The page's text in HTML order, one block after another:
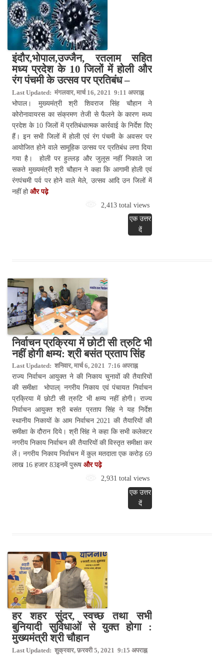
इंदौर,भोपाल,उज्जैन, रतलाम सहित
मध्य प्रदेश के 10 जिलों में होली और
रंग पंचमी के उत्सव पर प्रतिबंध –
Last Updated: मंगलवार, मार्च 16, 2021 9:11 अपराह्न
भोपाल। मुख्यमंत्री श्री शिवराज सिंह चौहान ने
कोरोनावायरस का संक्रमण तेजी से फैलने के कारण मध्य
प्रदेश के 10 जिलों में प्रतिबंधात्मक कार्रवाई के निर्देश दिए
हैं। इन सभी जिलों में होली एवं रंग पंचमी के अवसर पर
आयोजित होने वाले सामूहिक उत्सव पर प्रतिबंध लगा दिया
गया है। होली पर हुल्लड़ और जुलूस नहीं निकाले जा
सकते मुख्यमंत्री श्री चौहान ने कहा कि आगामी होली एवं
रंगपंचमी पर्व पर होने वाले मेले, उत्सव आदि उन जिलों में
नहीं हो और पढ़े
2,413 total views
एक उत्तर
दें
निर्वाचन प्रक्रिया में छोटी सी त्रुटि भी
नहीं होगी क्षम्य: श्री बसंत प्रताप सिंह
Last Updated: शनिवार, मार्च 6, 2021 7:16 अपराह्न
राज्य निर्वाचन आयुक्त ने की निकाय चुनावों की तैयारियों
की समीक्षा भोपाल| नगरीय निकाय एवं पंचायत निर्वाचन
प्रक्रिया में छोटी सी त्रुटि भी क्षम्य नहीं होगी। राज्य
निर्वाचन आयुक्त श्री बसंत प्रताप सिंह ने यह निर्देश
स्थानीय निकायों के आम निर्वाचन 2021 की तैयारियों की
समीक्षा के दौरान दिये। श्री सिंह ने कहा कि सभी कलेक्टर
नगरीय निकाय निर्वाचन की तैयारियों की विस्तृत समीक्षा कर
लें। नगरीय निकाय निर्वाचन में कुल मतदाता एक करोड़ 69
लाख 16 हजार 83इनमें पुरूष और पढ़े
2,931 total views
एक उत्तर
दें
हर शहर सुंदर, स्वच्छ तथा सभी
बुनियादी सुविधाओं से युक्त होगा :
मुख्यमंत्री श्री चौहान
Last Updated: शुक्रवार, फ़रवरी 5, 2021 9:15 अपराह्न